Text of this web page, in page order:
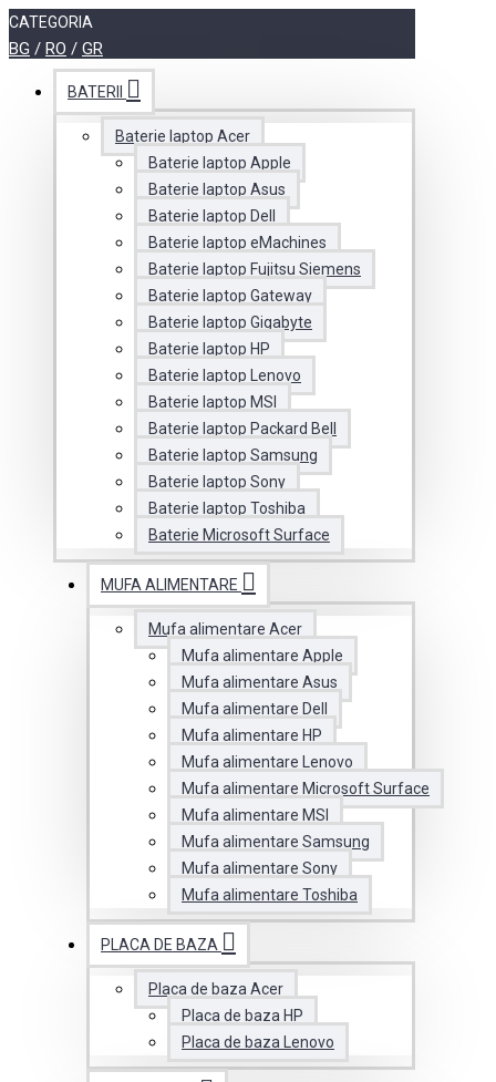
CATEGORIA
BG / RO / GR
BATERII
Baterie laptop Acer
Baterie laptop Apple
Baterie laptop Asus
Baterie laptop Dell
Baterie laptop eMachines
Baterie laptop Fujitsu Siemens
Baterie laptop Gateway
Baterie laptop Gigabyte
Baterie laptop HP
Baterie laptop Lenovo
Baterie laptop MSI
Baterie laptop Packard Bell
Baterie laptop Samsung
Baterie laptop Sony
Baterie laptop Toshiba
Baterie Microsoft Surface
MUFA ALIMENTARE
Mufa alimentare Acer
Mufa alimentare Apple
Mufa alimentare Asus
Mufa alimentare Dell
Mufa alimentare HP
Mufa alimentare Lenovo
Mufa alimentare Microsoft Surface
Mufa alimentare MSI
Mufa alimentare Samsung
Mufa alimentare Sony
Mufa alimentare Toshiba
PLACA DE BAZA
Placa de baza Acer
Placa de baza HP
Placa de baza Lenovo